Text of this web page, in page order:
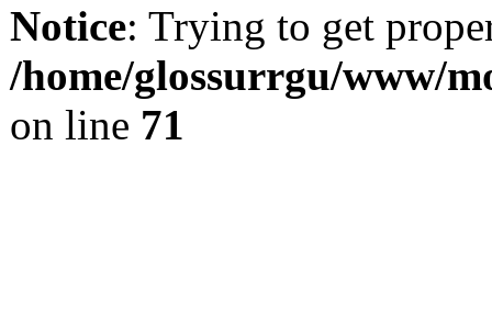
Notice: Trying to get
/home/glossurrgu/www/
on line 71